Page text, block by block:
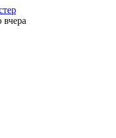
вчера